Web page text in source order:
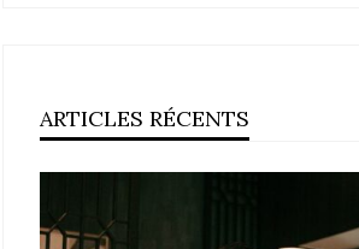
ARTICLES RÉCENTS